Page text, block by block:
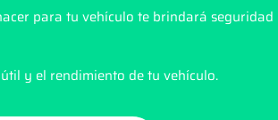
para tu vehículo te brindará
y el rendimiento de tu vehículo.